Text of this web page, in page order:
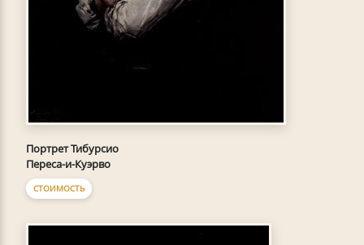
Портрет Тибурсио
Переса-и-Куэрво
СТОИМОСТЬ